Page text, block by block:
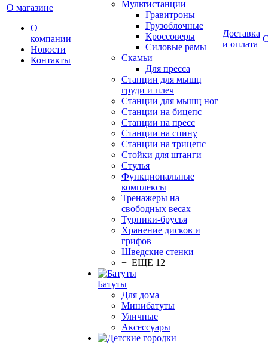
О магазине
О
компании
Новости
Контакты
Мультистанции
Гравитроны
Грузоблочные
Кроссоверы
Силовые рамы
Скамьи
Для пресса
Станции для мышц
груди и плеч
Станции для мышц ног
Станции на бицепс
Станции на пресс
Станции на спину
Станции на трицепс
Стойки для штанги
Стулья
Функциональные
комплексы
Тренажеры на
свободных весах
Турники-брусья
Хранение дисков и
грифов
Шведские стенки
+ ЕЩЕ 12
Батуты
Для дома
Минибатуты
Уличные
Аксессуары
Доставка
и оплата